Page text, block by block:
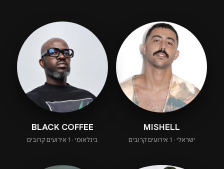
MISHELL
ישראלי · 1 אירועים קרובים
BLACK COFFEE
בינלאומי · 1 אירועים קרובים